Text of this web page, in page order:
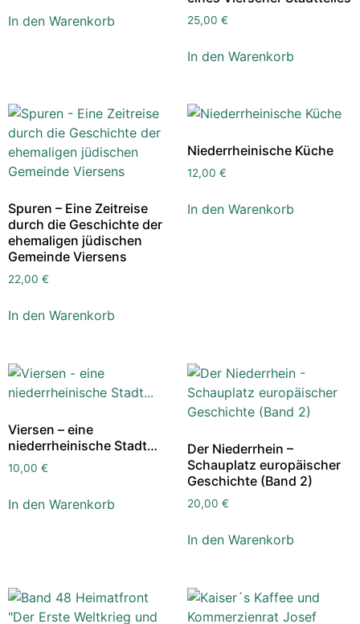
In den Warenkorb 25,00 €
In den Warenkorb
Spuren – Eine Zeitreise
durch die Geschichte der
ehemaligen jüdischen
Gemeinde Viersens
22,00 €
In den Warenkorb
Niederrheinische Küche
12,00 €
In den Warenkorb
Viersen – eine
niederrheinische Stadt…
10,00 €
In den Warenkorb
Der Niederrhein –
Schauplatz europäischer
Geschichte (Band 2)
20,00 €
In den Warenkorb